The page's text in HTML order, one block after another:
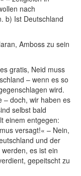
nach
b) Ist Deutschland
Amboss zu sein
gratis, Neid muss
– wenn es so
wird.
– doch, wir haben es
selbst bald
einem entgegen:
versagt!« – Nein,
und der
es ist ein
gepeitscht zu